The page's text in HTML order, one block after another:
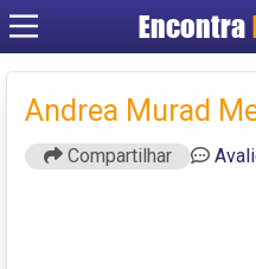
Encontra
Andrea Murad
Compartilhar